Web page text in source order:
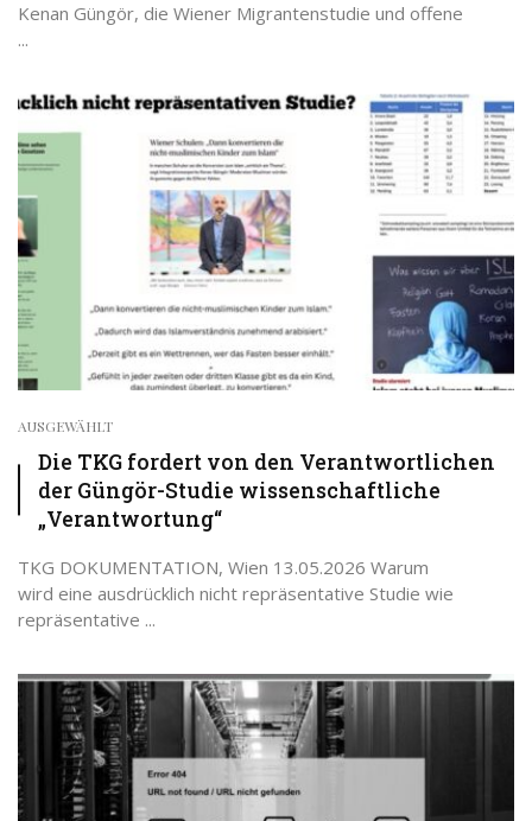
Kenan Güngör, die Wiener Migrantenstudie und offene
...
AUSGEWÄHLT
Die TKG fordert von den Verantwortlichen
der Güngör-Studie wissenschaftliche
„Verantwortung“
TKG DOKUMENTATION, Wien 13.05.2026 Warum
wird eine ausdrücklich nicht repräsentative Studie wie
repräsentative ...